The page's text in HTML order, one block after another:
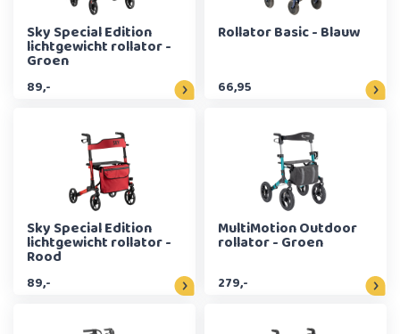
Sky Special Edition
lichtgewicht rollator -
Groen
89,-
Rollator Basic - Blauw
66,95
Sky Special Edition
lichtgewicht rollator -
Rood
89,-
MultiMotion Outdoor
rollator - Groen
279,-